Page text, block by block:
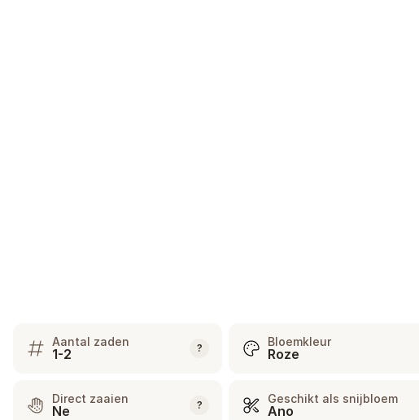
Aantal zaden
1-2 ? Bloemkleur
Roze
Direct zaaien
Ne ? Geschikt als snijbloem
Ano